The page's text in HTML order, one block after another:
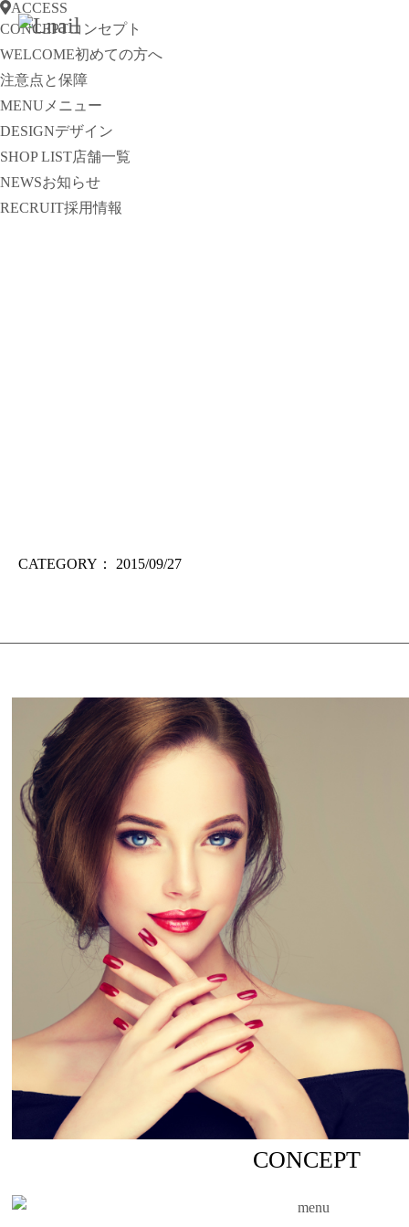
ACCESS
CONCEPTコンセプト
WELCOME初めての方へ
注意点と保障
MENU メニュー
DESIGNデザイン
SHOP LIST店舗一覧
NEWSお知らせ
RECRUIT採用情報
CATEGORY： 2015/09/27
CONCEPT